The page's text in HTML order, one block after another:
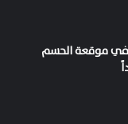
موقعة الحسم